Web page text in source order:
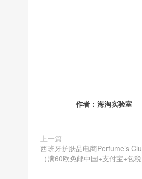
作者： 海淘实验室
上一篇
西班牙护肤品电商Perfume’s
（满60欧免邮中国+支付宝+包